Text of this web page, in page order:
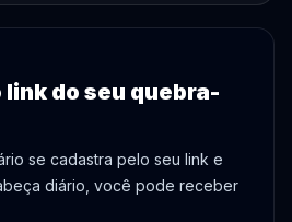
do seu quebra-
se cadastra pelo seu link e
diário, você pode receber